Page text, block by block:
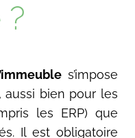
s’impose
aussi bien pour les
les ERP) que
Il est obligatoire